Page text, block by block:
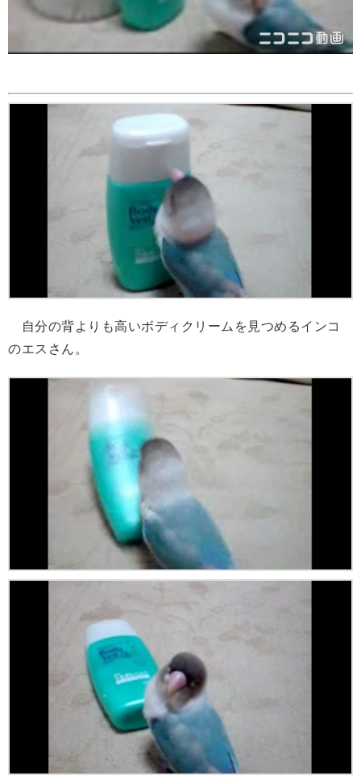
自分の背よりも高いボディクリームを見つめるインコ
のエスさん。